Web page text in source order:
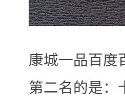
康城一品百度
第二名的是：